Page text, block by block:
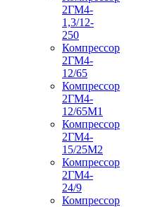
2ГМ4-
1,3/12-
250
Компрессор
2ГМ4-
12/65
Компрессор
2ГМ4-
12/65М1
Компрессор
2ГМ4-
15/25М2
Компрессор
2ГМ4-
24/9
Компрессор